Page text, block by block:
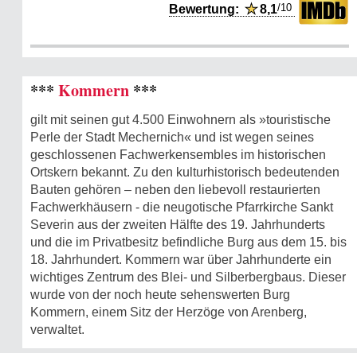
Bewertung:★8,1/10
*** Kommern ***
gilt mit seinen gut 4.500 Einwohnern als »touristische
Perle der Stadt Mechernich« und ist wegen seines
geschlossenen Fachwerkensembles im historischen
Ortskern bekannt. Zu den kulturhistorisch bedeutenden
Bauten gehören – neben den liebevoll restaurierten
Fachwerkhäusern - die neugotische Pfarrkirche Sankt
Severin aus der zweiten Hälfte des 19. Jahrhunderts
und die im Privatbesitz befindliche Burg aus dem 15. bis
18. Jahrhundert. Kommern war über Jahrhunderte ein
wichtiges Zentrum des Blei- und Silberbergbaus. Dieser
wurde von der noch heute sehenswerten Burg
Kommern, einem Sitz der Herzöge von Arenberg,
verwaltet.